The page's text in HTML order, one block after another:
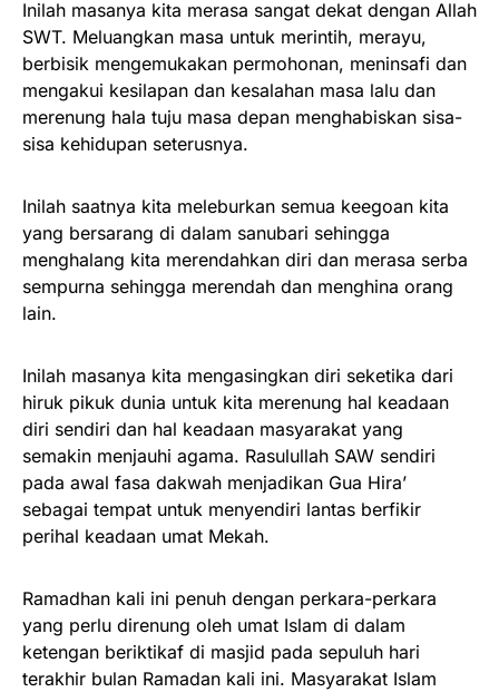
Inilah masanya kita merasa sangat dekat dengan Allah
SWT. Meluangkan masa untuk merintih, merayu,
berbisik mengemukakan permohonan, meninsafi dan
mengakui kesilapan dan kesalahan masa lalu dan
merenung hala tuju masa depan menghabiskan sisa-
sisa kehidupan seterusnya.
Inilah saatnya kita meleburkan semua keegoan kita
yang bersarang di dalam sanubari sehingga
menghalang kita merendahkan diri dan merasa serba
sempurna sehingga merendah dan menghina orang
lain.
Inilah masanya kita mengasingkan diri seketika dari
hiruk pikuk dunia untuk kita merenung hal keadaan
diri sendiri dan hal keadaan masyarakat yang
semakin menjauhi agama. Rasulullah SAW sendiri
pada awal fasa dakwah menjadikan Gua Hira’
sebagai tempat untuk menyendiri lantas berfikir
perihal keadaan umat Mekah.
Ramadhan kali ini penuh dengan perkara-perkara
yang perlu direnung oleh umat Islam di dalam
ketengan beriktikaf di masjid pada sepuluh hari
terakhir bulan Ramadan kali ini. Masyarakat Islam